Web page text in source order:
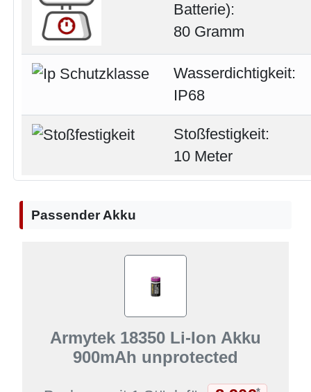
Batterie):
80 Gramm
Wasserdichtigkeit:
IP68
Stoßfestigkeit:
10 Meter
Passender Akku
Armytek 18350 Li-Ion Akku
900mAh unprotected